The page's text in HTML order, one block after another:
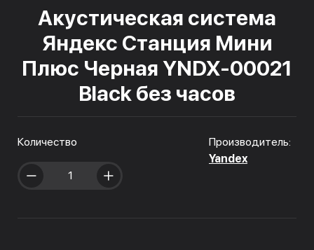
Акустическая система
Яндекс Станция Мини
Плюс Черная YNDX-00021
Black без часов
Количество
Производитель:
Yandex